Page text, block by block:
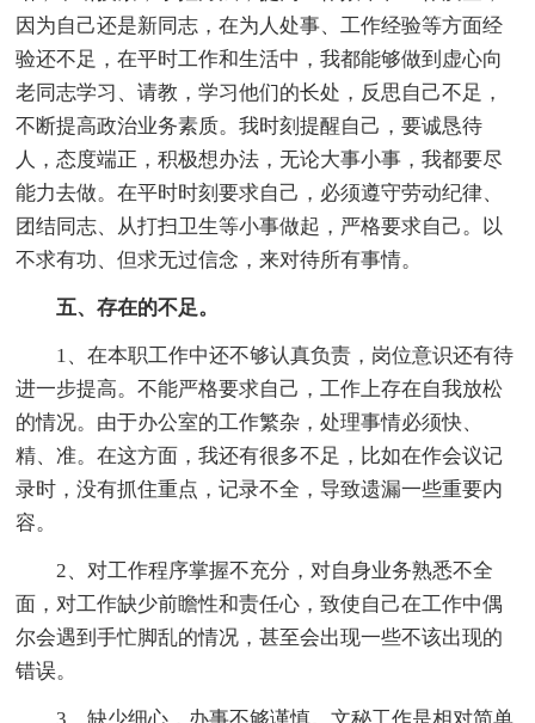
因为自己还是新同志，在为人处事、工作经验等方面经
验还不足，在平时工作和生活中，我都能够做到虚心向
老同志学习、请教，学习他们的长处，反思自己不足，
不断提高政治业务素质。我时刻提醒自己，要诚恳待
人，态度端正，积极想办法，无论大事小事，我都要尽
能力去做。在平时时刻要求自己，必须遵守劳动纪律、
团结同志、从打扫卫生等小事做起，严格要求自己。以
不求有功、但求无过信念，来对待所有事情。
五、存在的不足。
1、在本职工作中还不够认真负责，岗位意识还有待
进一步提高。不能严格要求自己，工作上存在自我放松
的情况。由于办公室的工作繁杂，处理事情必须快、
精、准。在这方面，我还有很多不足，比如在作会议记
录时，没有抓住重点，记录不全，导致遗漏一些重要内
容。
2、对工作程序掌握不充分，对自身业务熟悉不全
面，对工作缺少前瞻性和责任心，致使自己在工作中偶
尔会遇到手忙脚乱的情况，甚至会出现一些不该出现的
错误。